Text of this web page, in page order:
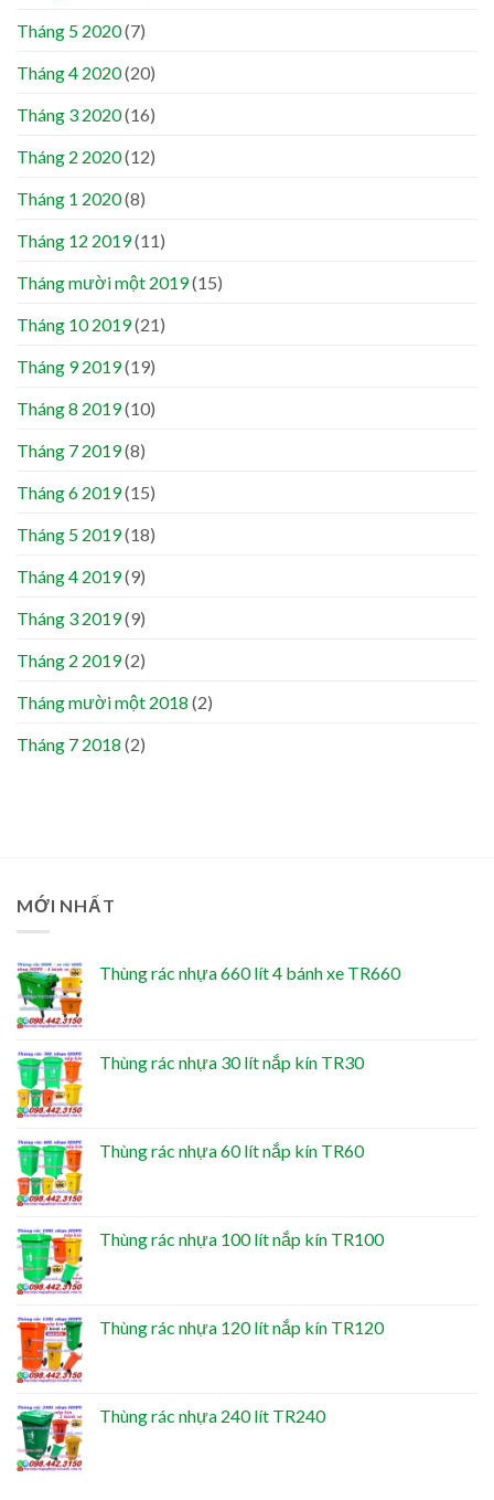
Tháng 5 2020(7)
Tháng 4 2020(20)
Tháng 3 2020(16)
Tháng 2 2020(12)
Tháng 1 2020(8)
Tháng 12 2019(11)
Tháng mười một 2019(15)
Tháng 10 2019(21)
Tháng 9 2019(19)
Tháng 8 2019(10)
Tháng 7 2019(8)
Tháng 6 2019(15)
Tháng 5 2019(18)
Tháng 4 2019(9)
Tháng 3 2019(9)
Tháng 2 2019(2)
Tháng mười một 2018 (2)
Tháng 7 2018 (2)
MỚI NHẤT
Thùng rác nhựa 660 lít 4 bánh xe TR660
Thùng rác nhựa 30 lít nắp kín TR30
Thùng rác nhựa 60 lít nắp kín TR60
Thùng rác nhựa 100 lít nắp kín TR100
Thùng rác nhựa 120 lít nắp kín TR120
Thùng rác nhựa 240 lít TR240